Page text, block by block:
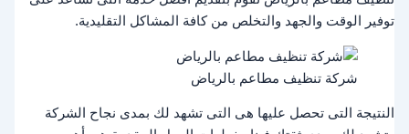
توفير الوقت والجهد والتخلص من كافة المشاكل التقليدية.
شركة تنظيف مطاعم بالرياض
النتيجة التى تحصل عليها هى التى تشهد لك بمدى نجاح الشركة